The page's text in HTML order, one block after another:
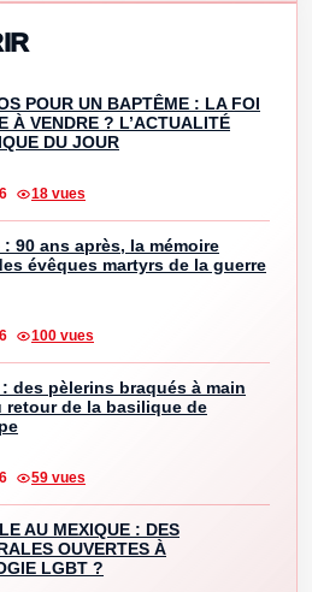
POUR UN BAPTÊME : LA FOI
À VENDRE ? L’ACTUALITÉ
DU JOUR
18 vues
: 90 ans après, la mémoire
évêques martyrs de la guerre
100 vues
des pèlerins braqués à main
retour de la basilique de
59 vues
AU MEXIQUE : DES
OUVERTES À
LGBT ?